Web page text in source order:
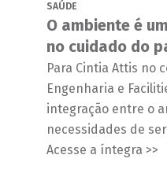
SAÚDE
O ambiente é
no cuidado do
Para Cintia Attis no
Engenharia e
integração entre o
necessidades de
Acesse a íntegra >>